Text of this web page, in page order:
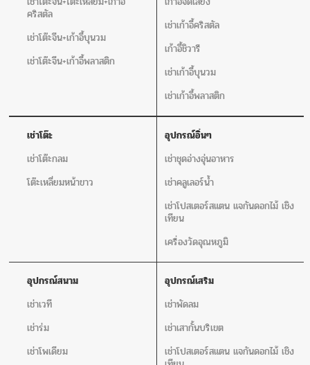
คริสตัล
เช่าโต๊ะจีน+เก้าอี้บุนวม
เช่าโต๊ะจีน+เก้าอี้พลาสติก
เช่าเก้าอี้คริสตัล
เก้าอี้ชิวารี
เช่าเก้าอี้บุนวม
เช่าเก้าอี้พลาสติก
เช่าโต๊ะ
เช่าโต๊ะกลม
โต๊ะเหลี่ยมหน้าขาว
อุปกรณ์อิ่นๆ
เช่าชุดอ่างอุ่นอาหาร
เช่าคลูเลอร์น้ำ
เช่าโปสเตอร์สแตน แจกันดอกไม้ เชิง
เทียน
เครื่องวัดอุณหภูมิ
อุปกรณ์สนาม
เช่าเวที
เช่าร่ม
เช่าโพเดียม
อุปกรณ์เสริม
เช่าพัดลม
เช่าเสากั้นบริเขต
เช่าโปสเตอร์สแตน แจกันดอกไม้ เชิง